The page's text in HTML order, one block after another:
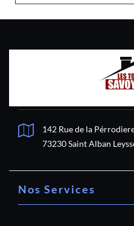
142 Rue de la
73230 Saint Alban
Nos Services